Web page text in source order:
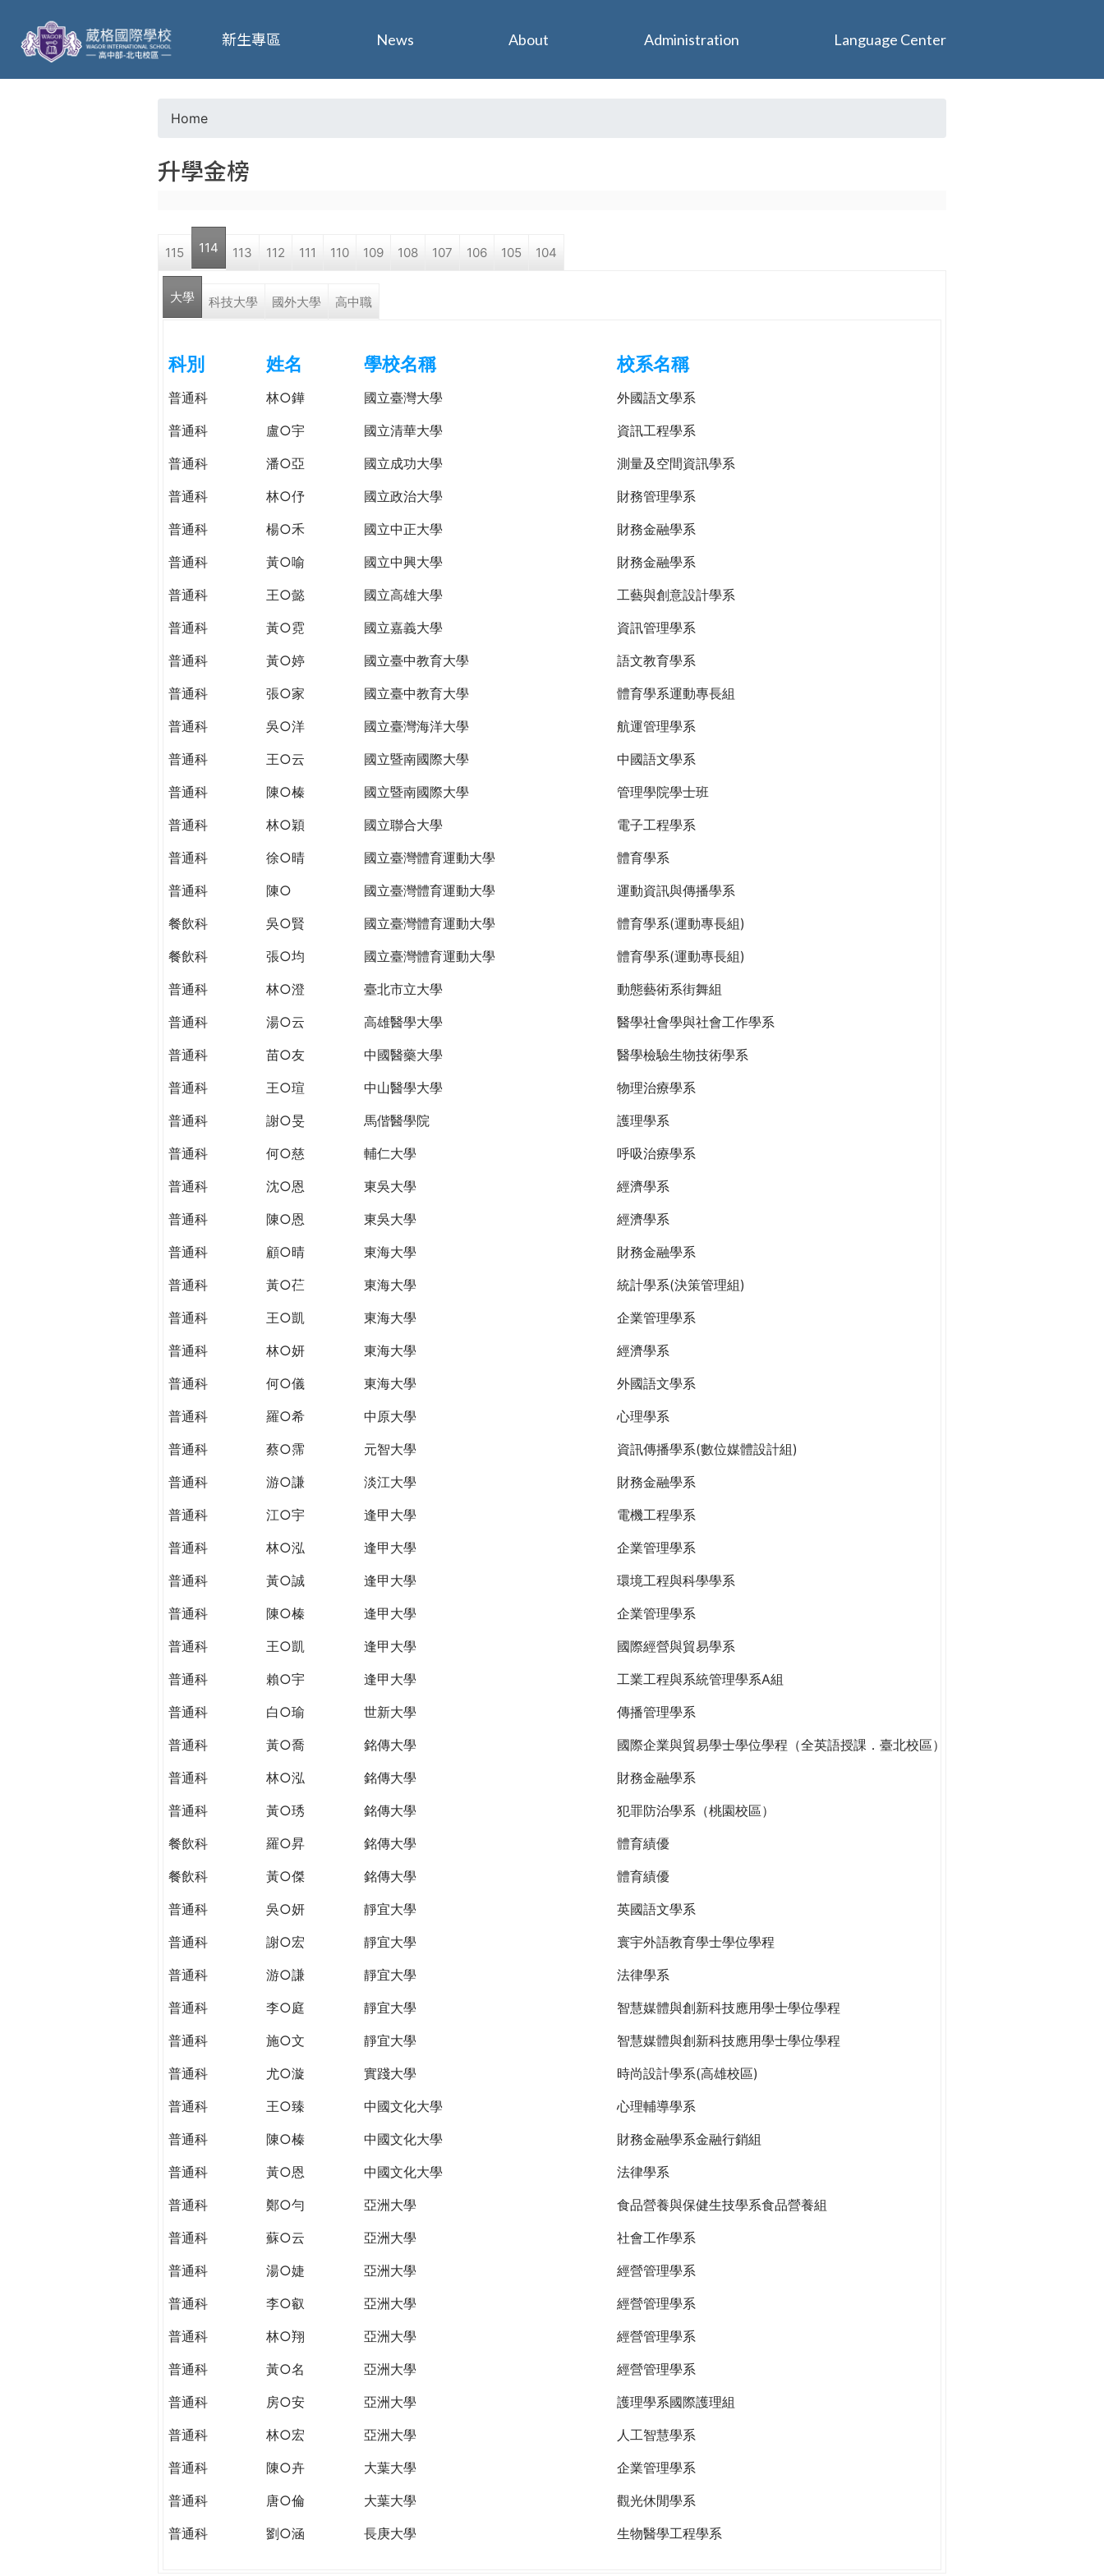
葳
格
o
a
r
e
r
e
Home
升學金榜
115 114 113 112 111 110 109 108 107 106 105 104
大學 科技大學 國外大學 高中職
科別 姓名 學校名稱 校系名稱
普通科 林○鏵 國立臺灣大學
外國語文學系
普通科
盧○宇 國立清華大學
資訊工程學系
普通科
潘○亞 國立成功大學
測量及空間資訊學系
普通科
林○伃 國立政治大學
財務管理學系
普通科
楊○禾 國立中正大學
財務金融學系
普通科
黃○喻 國立中興大學
財務金融學系
普通科
王○懿 國立高雄大學
工藝與創意設計學系
普通科
黃○霓 國立嘉義大學
資訊管理學系
普通科
黃○婷 國立臺中教育大學
語文教育學系
普通科
張○家 國立臺中教育大學
體育學系運動專長組
普通科
吳○洋 國立臺灣海洋大學
航運管理學系
普通科
王○云 國立暨南國際大學
中國語文學系
普通科
陳○榛 國立暨南國際大學
管理學院學士班
普通科
林○穎 國立聯合大學
電子工程學系
普通科
徐○晴 國立臺灣體育運動大學
體育學系
普通科
陳○ 國立臺灣體育運動大學
運動資訊與傳播學系
餐飲科
吳○賢 國立臺灣體育運動大學
體育學系(運動專長組)
餐飲科
張○均 國立臺灣體育運動大學
體育學系(運動專長組)
普通科
林○澄 臺北市立大學
動態藝術系街舞組
普通科
湯○云 高雄醫學大學
醫學社會學與社會工作學系
普通科
苗○友 中國醫藥大學
醫學檢驗生物技術學系
普通科
王○瑄 中山醫學大學
物理治療學系
普通科
謝○旻 馬偕醫學院
護理學系
普通科
何○慈 輔仁大學
呼吸治療學系
普通科
沈○恩 東吳大學
經濟學系
普通科
陳○恩 東吳大學
經濟學系
普通科
顧○晴 東海大學
財務金融學系
普通科
黃○芢 東海大學
統計學系(決策管理組)
普通科
王○凱 東海大學
企業管理學系
普通科
林○妍 東海大學
經濟學系
普通科
何○儀 東海大學
外國語文學系
普通科
羅○希 中原大學
心理學系
普通科
蔡○霈 元智大學
資訊傳播學系(數位媒體設計組)
普通科
游○謙 淡江大學
財務金融學系
普通科
江○宇 逢甲大學
電機工程學系
普通科
林○泓 逢甲大學
企業管理學系
普通科
黃○誠 逢甲大學
環境工程與科學學系
普通科
陳○榛 逢甲大學
企業管理學系
普通科
王○凱 逢甲大學
國際經營與貿易學系
普通科
賴○宇 逢甲大學
工業工程與系統管理學系A組
普通科
白○瑜 世新大學
傳播管理學系
普通科
黃○喬 銘傳大學
國際企業與貿易學士學位學程（全英語授課．臺北校區）
普通科
林○泓 銘傳大學
財務金融學系
普通科
黃○琇 銘傳大學
犯罪防治學系（桃園校區）
餐飲科
羅○昇 銘傳大學
體育績優
餐飲科
黃○傑 銘傳大學
體育績優
普通科
吳○妍 靜宜大學
英國語文學系
普通科
謝○宏 靜宜大學
寰宇外語教育學士學位學程
普通科
游○謙 靜宜大學
法律學系
普通科
李○庭 靜宜大學
智慧媒體與創新科技應用學士學位學程
普通科
施○文 靜宜大學
智慧媒體與創新科技應用學士學位學程
普通科
尤○漩 實踐大學
時尚設計學系(高雄校區)
普通科
王○臻 中國文化大學
心理輔導學系
普通科
陳○榛 中國文化大學
財務金融學系金融行銷組
普通科
黃○恩 中國文化大學
法律學系
普通科
鄭○勻 亞洲大學
食品營養與保健生技學系食品營養組
普通科
蘇○云 亞洲大學
社會工作學系
普通科
湯○婕 亞洲大學
經營管理學系
普通科
李○叡 亞洲大學
經營管理學系
普通科
林○翔 亞洲大學
經營管理學系
普通科
黃○名 亞洲大學
經營管理學系
普通科
房○安 亞洲大學
護理學系國際護理組
普通科
林○宏 亞洲大學
人工智慧學系
普通科
陳○卉 大葉大學
企業管理學系
普通科
唐○倫 大葉大學
觀光休閒學系
普通科
劉○涵 長庚大學 生物醫學工程學系
新生專區 News About Administration Language Center